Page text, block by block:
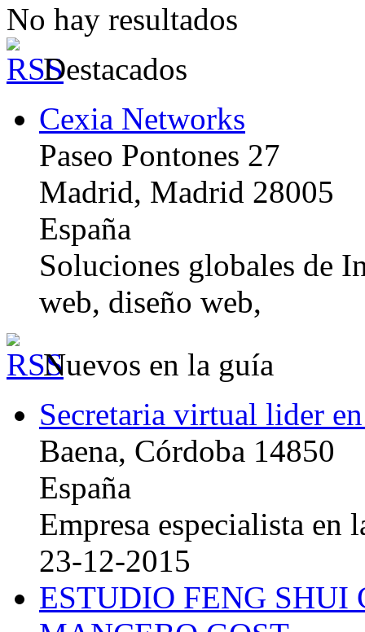
No hay resultados
Destacados
Cexia Networks
Paseo Pontones 27
Madrid, Madrid 28005
España
Soluciones globales de
web, diseño web,
Nuevos en la guía
Secretaria virtual lider
Baena, Córdoba 14850
España
Empresa especialista en
23-12-2015
ESTUDIO FENG